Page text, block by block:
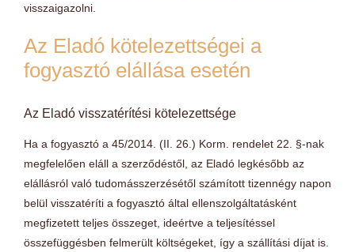
visszaigazolni.
Az Eladó kötelezettségei a
fogyasztó elállása esetén
Az Eladó visszatérítési kötelezettsége
Ha a fogyasztó a 45/2014. (II. 26.) Korm. rendelet 22. §-nak
megfelelően eláll a szerződéstől, az Eladó legkésőbb az
elállásról való tudomásszerzésétől számított tizennégy napon
belül visszatéríti a fogyasztó által ellenszolgáltatásként
megfizetett teljes összeget, ideértve a teljesítéssel
összefüggésben felmerült költségeket, így a szállítási díjat is.